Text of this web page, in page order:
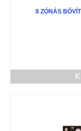
8 ZÓNÁS